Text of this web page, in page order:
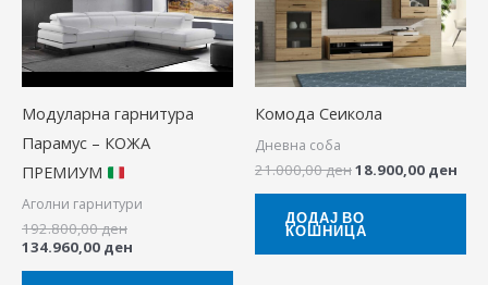
Модуларна гарнитура
Парамус – КОЖА
ПРЕМИУМ
Аголни гарнитури
192.800,00ден
134.960,00 ден
Комода Сеикола
Дневна соба
21.000,00ден18.900,00 ден
ДОДАЈ ВО
КОШНИЦА